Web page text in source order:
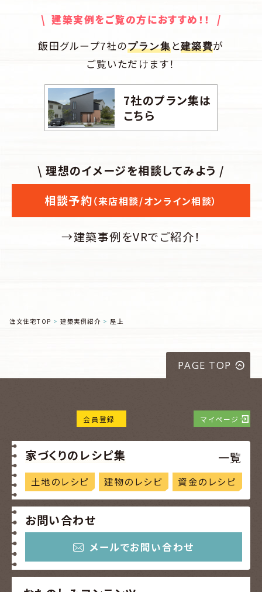
\ 建築実例をご覧の方におすすめ！！ /
飯田グループ7社のプラン集と建築費が
ご覧いただけます！
7社のプラン集は
こちら
\ 理想のイメージを相談してみよう /
相談予約（来店相談/オンライン相談）
→建築事例をVRでご紹介！
注文住宅TOP 建築実例紹介 屋上
PAGE TOP
会員登録 マイページ
家づくりのレシピ集 一覧
土地のレシピ 建物のレシピ 資金のレシピ
お問い合わせ
メールでお問い合わせ